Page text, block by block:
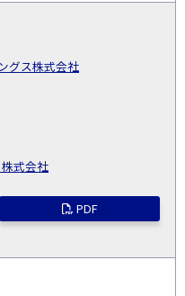
グス株式会社
式会社
PDF